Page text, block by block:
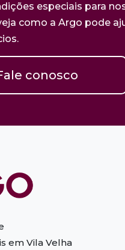
especiais para
como a Argo pode
conosco
em Vila Velha